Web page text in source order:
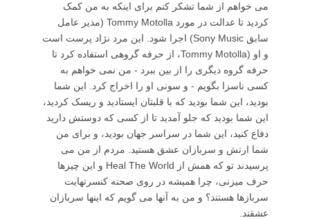
می خواهم از شما تشکر کنم برای اينکه به من کمک
کرديد تا عدالت در مورد Tommy Motolla(مدير عامل
سابق Sony Music) اجرا شود. اين مرد نژاد پرست است
و او (Tommy Motolla، از حرفه گروهی استفاده کرد تا
حرفه گروه ديگری را از بين ببرد - من نمی خواهم به
کسی ناسزا بگويم - و سونی او را اخراج کرد. اين شما
بوديد، اين شما بوديد که با قلبتان ايستاديد و ريسک کرديد،
اين شما بوديد که جلو آمديد تا از کسی که دوستش داريد
دفاع کنيد، اين شما در سراسر جهان بوديد، و برای من
شما ارتش و سربازان عشق هستيد. مردم از من می
پرسيدند تو که همش از Heal The World و اين چيزها
حرف ميزنی، چرا هميشه در روی صحنه کنسرتهايت
سربازها هستند؟ و من به آنها می گويم که اينها سربازان
عشقند.